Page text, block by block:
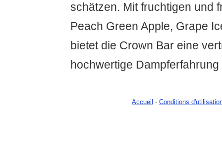
schätzen. Mit fruchtigen und
Peach Green Apple, Grape
bietet die Crown Bar eine
hochwertige
Accueil - Conditions